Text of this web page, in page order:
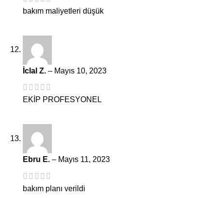
bakım maliyetleri düşük
İclal Z. – Mayıs 10, 2023
EKİP PROFESYONEL
Ebru E. – Mayıs 11, 2023
bakım planı verildi